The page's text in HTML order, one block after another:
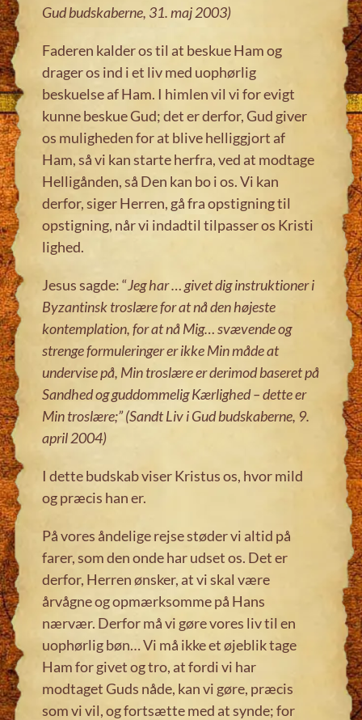
Gud budskaberne, 31. maj 2003)
Faderen kalder os til at beskue Ham og
drager os ind i et liv med uophørlig
beskuelse af Ham. I himlen vil vi for evigt
kunne beskue Gud; det er derfor, Gud giver
os muligheden for at blive helliggjort af
Ham, så vi kan starte herfra, ved at modtage
Helligånden, så Den kan bo i os. Vi kan
derfor, siger Herren, gå fra opstigning til
opstigning, når vi indadtil tilpasser os Kristi
lighed.
Jesus sagde: “Jeg har … givet dig instruktioner i
Byzantinsk troslære for at nå den højeste
kontemplation, for at nå Mig…svævende og
strenge formuleringer er ikke Min måde at
undervise på, Min troslære er derimod baseret på
Sandhed og guddommelig Kærlighed – dette er
Min troslære;”(Sandt Liv i Gud budskaberne, 9.
april 2004)
I dette budskab viser Kristus os, hvor mild
og præcis han er.
På vores åndelige rejse støder vi altid på
farer, som den onde har udset os. Det er
derfor, Herren ønsker, at vi skal være
årvågne og opmærksomme på Hans
nærvær. Derfor må vi gøre vores liv til en
uophørlig bøn… Vi må ikke et øjeblik tage
Ham for givet og tro, at fordi vi har
modtaget Guds nåde, kan vi gøre, præcis
som vi vil, og fortsætte med at synde; for